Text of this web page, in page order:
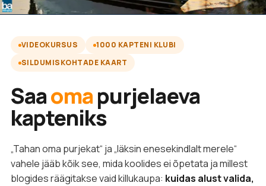
VIDEOKURSUS
1000 KAPTENI KLUBI
SILDUMISKOHTADE KAART
Saaomapurjelaeva
kapteniks
„Tahan oma purjekat“ ja „läksin enesekindlalt merele“
vahele jääb kõik see, mida koolides ei õpetata ja millest
blogides räägitakse vaid killukaupa: kuidas alust valida,